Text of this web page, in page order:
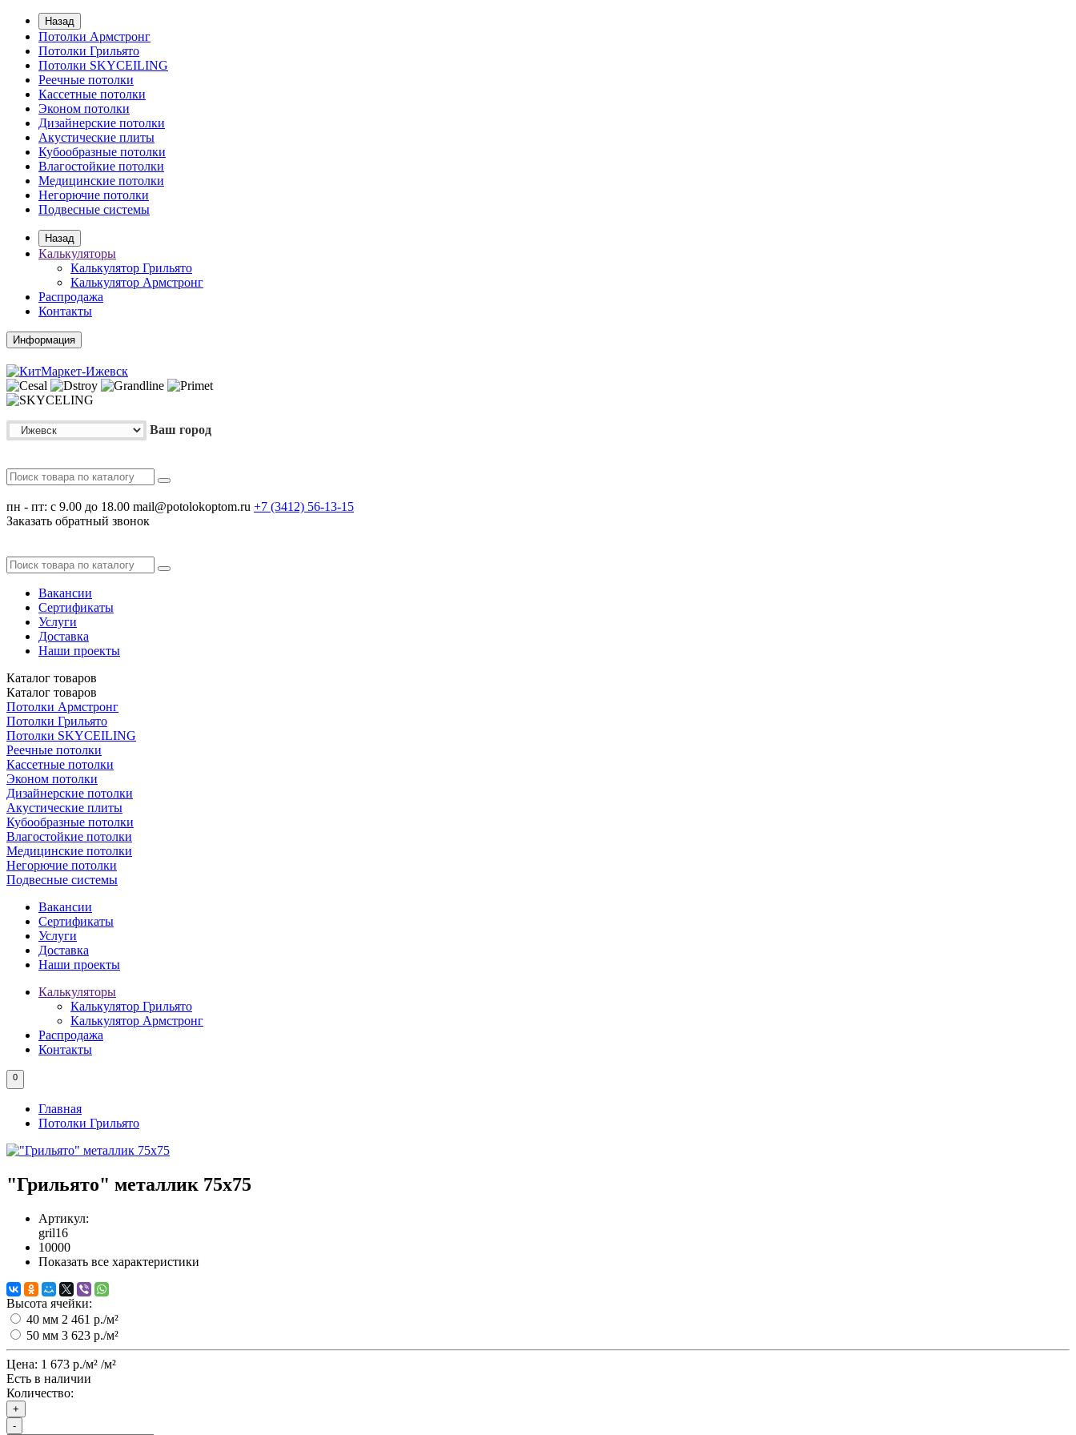
Назад
Потолки Армстронг
Потолки Грильято
Потолки SKYCEILING
Реечные потолки
Кассетные потолки
Эконом потолки
Дизайнерские потолки
Акустические плиты
Кубообразные потолки
Влагостойкие потолки
Медицинские потолки
Негорючие потолки
Подвесные системы
Назад
Калькуляторы
Калькулятор Грильято
Калькулятор Армстронг
Распродажа
Контакты
Информация
Ваш город
пн - пт: с 9.00 до 18.00 mail@potolokoptom.ru +7 (3412) 56-13-15
Заказать обратный звонок
Вакансии
Сертификаты
Услуги
Доставка
Наши проекты
Каталог товаров
Каталог товаров
Потолки Армстронг
Потолки Грильято
Потолки SKYCEILING
Реечные потолки
Кассетные потолки
Эконом потолки
Дизайнерские потолки
Акустические плиты
Кубообразные потолки
Влагостойкие потолки
Медицинские потолки
Негорючие потолки
Подвесные системы
Вакансии
Сертификаты
Услуги
Доставка
Наши проекты
Калькуляторы
Калькулятор Грильято
Калькулятор Армстронг
Распродажа
Контакты
0
Главная
Потолки Грильято
"Грильято" металлик 75х75
Артикул:
gril16
10000
Показать все характеристики
Высота ячейки:
40 мм 2 461 р./м²
50 мм 3 623 р./м²
Цена: 1 673 р./м² /м²
Есть в наличии
Количество:
+
-